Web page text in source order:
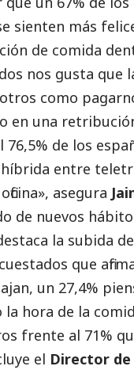
sienten más
de comida
nos gusta que
como
en una
de los
entre
asegura
de nuevos
la subida
que
un 27,4%
hora de la
frente al 71%
el Director